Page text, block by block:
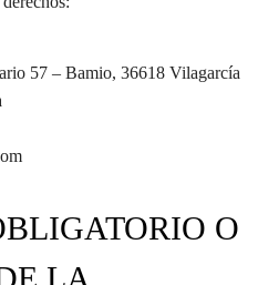
57 – Bamio, 36618 Vilagarcía
O
LA